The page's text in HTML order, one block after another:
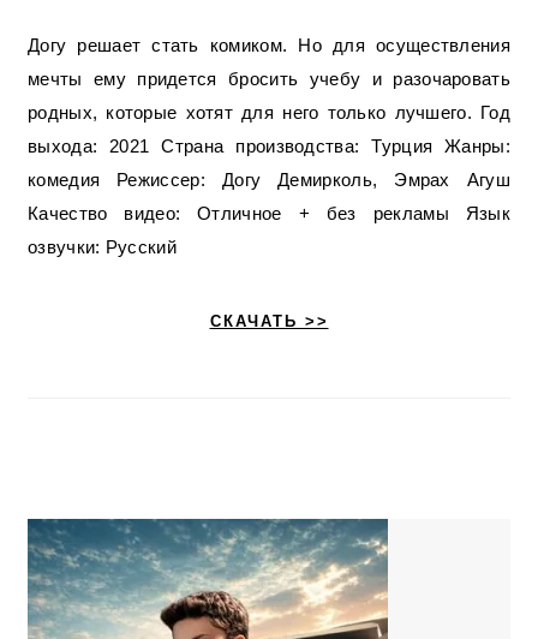
Догу решает стать комиком. Но для осуществления
мечты ему придется бросить учебу и разочаровать
родных, которые хотят для него только лучшего. Год
выхода: 2021 Страна производства: Турция Жанры:
комедия Режиссер: Догу Демирколь, Эмрах Агуш
Качество видео: Отличное + без рекламы Язык
озвучки: Русский
СКАЧАТЬ >>